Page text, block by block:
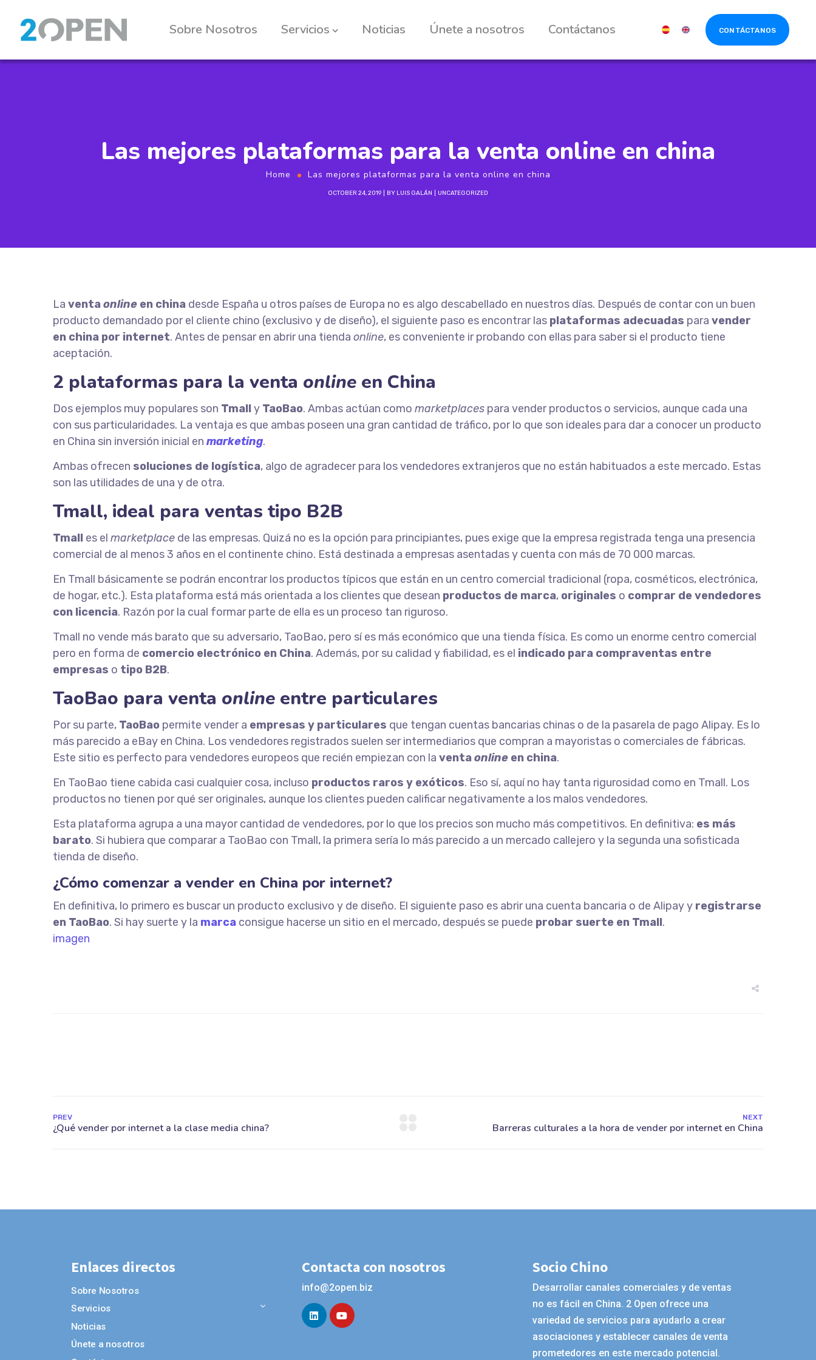
Sobre Nosotros Servicios Noticias Únete a nosotros Contáctanos CONTÁCTANOS
Las mejores plataformas para la venta online en china
Home Las mejores plataformas para la venta online en china
OCTOBER 24, 2019 BY LUIS GALÁN UNCATEGORIZED
La ventaonline en china desde España u otros países de Europa no es algo descabellado en nuestros días. Después de contar con un buen
producto demandado por el cliente chino (exclusivo y de diseño), el siguiente paso es encontrar las plataformas adecuadas para vender
en china por internet. Antes de pensar en abrir una tienda online, es conveniente ir probando con ellas para saber si el producto tiene
aceptación.
2 plataformas para la venta online en China
Dos ejemplos muy populares son Tmally TaoBao. Ambas actúan como marketplaces para vender productos o servicios, aunque cada una
con sus particularidades. La ventaja es que ambas poseen una gran cantidad de tráfico, por lo que son ideales para dar a conocer un producto
en China sin inversión inicial en marketing.
Ambas ofrecen soluciones de logística, algo de agradecer para los vendedores extranjeros que no están habituados a este mercado. Estas
son las utilidades de una y de otra.
Tmall, ideal para ventas tipo B2B
Tmall es el marketplace de las empresas. Quizá no es la opción para principiantes, pues exige que la empresa registrada tenga una presencia
comercial de al menos 3 años en el continente chino. Está destinada a empresas asentadas y cuenta con más de 70 000 marcas.
En Tmall básicamente se podrán encontrar los productos típicos que están en un centro comercial tradicional (ropa, cosméticos, electrónica,
de hogar, etc.). Esta plataforma está más orientada a los clientes que desean productos de marca, originales o comprar de vendedores
con licencia. Razón por la cual formar parte de ella es un proceso tan riguroso.
Tmall no vende más barato que su adversario, TaoBao, pero sí es más económico que una tienda física. Es como un enorme centro comercial
pero en forma de comercio electrónico en China. Además, por su calidad y fiabilidad, es el indicado para compraventas entre
empresas o tipo B2B.
TaoBao para venta online entre particulares
Por su parte, TaoBao permite vender a empresas y particulares que tengan cuentas bancarias chinas o de la pasarela de pago Alipay. Es lo
más parecido a eBay en China. Los vendedores registrados suelen ser intermediarios que compran a mayoristas o comerciales de fábricas.
Este sitio es perfecto para vendedores europeos que recién empiezan con la ventaonline en china.
En TaoBao tiene cabida casi cualquier cosa, incluso productos raros y exóticos. Eso sí, aquí no hay tanta rigurosidad como en Tmall. Los
productos no tienen por qué ser originales, aunque los clientes pueden calificar negativamente a los malos vendedores.
Esta plataforma agrupa a una mayor cantidad de vendedores, por lo que los precios son mucho más competitivos. En definitiva: es más
barato. Si hubiera que comparar a TaoBao con Tmall, la primera sería lo más parecido a un mercado callejero y la segunda una sofisticada
tienda de diseño.
¿Cómo comenzar a vender en China por internet?
En definitiva, lo primero es buscar un producto exclusivo y de diseño. El siguiente paso es abrir una cuenta bancaria o de Alipay y registrarse
en TaoBao. Si hay suerte y la marca consigue hacerse un sitio en el mercado, después se puede probar suerte en Tmall.
imagen
PREV NEXT
Enlaces directos
Sobre Nosotros
Servicios
Noticias
Únete a nosotros
Contacta con nosotros
info@2open.biz
Socio Chino
Desarrollar canales comerciales y de ventas
no es fácil en China. 2 Open ofrece una
variedad de servicios para ayudarlo a crear
asociaciones y establecer canales de venta
prometedores en este mercado potencial.